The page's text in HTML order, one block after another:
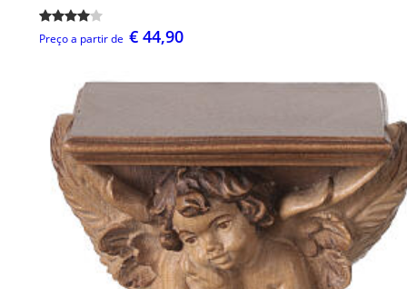
Preço a partir de € 44,90